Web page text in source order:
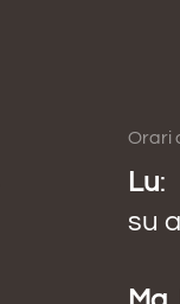
Orari
Lu:
su